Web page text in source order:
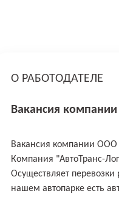
О РАБОТОДАТЕЛЕ
Вакансия компании
Вакансия компании
Компания "АвтоТранс-
Осуществляет
нашем автопарке есть